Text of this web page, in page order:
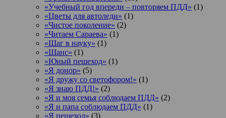
«Учебный год впереди – повторяем ПДД» (1)
«Цветы для автоледи» (1)
«Чистое поколение» (2)
«Читаем Сараева» (1)
«Шаг в науку» (1)
«Шанс» (1)
«Юный пешеход» (1)
«Я донор» (5)
«Я дружу со светофором!» (1)
«Я знаю ПДД!» (2)
«Я и моя семья соблюдаем ПДД» (2)
«Я и папа соблюдаем ПДД» (1)
«Я пешеход» (3)